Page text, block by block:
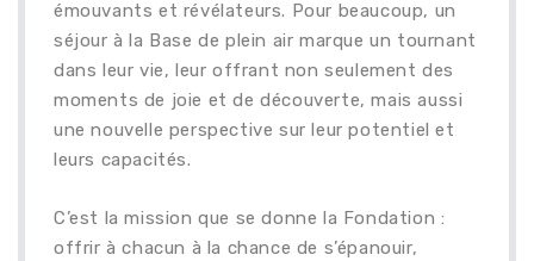
émouvants et révélateurs. Pour beaucoup, un
séjour à la Base de plein air marque un tournant
dans leur vie, leur offrant non seulement des
moments de joie et de découverte, mais aussi
une nouvelle perspective sur leur potentiel et
leurs capacités.
C’est la mission que se donne la Fondation :
offrir à chacun à la chance de s’épanouir,